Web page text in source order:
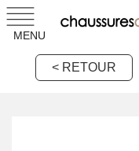
MENU
< RETOUR